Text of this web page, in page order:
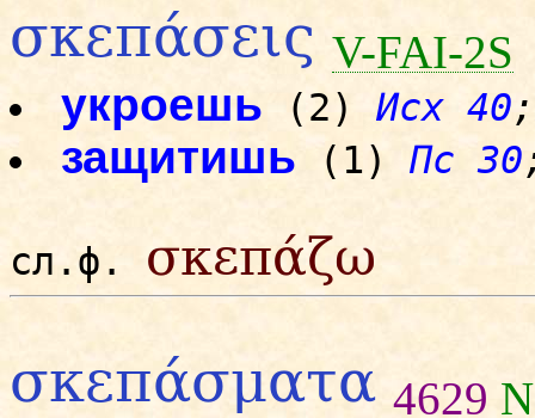
σκεπάσεις V-FAI-2S
укроешь (2) Исх 40;
защитишь (1) Пс 30
сл.ф. σκεπάζω
σκεπάσματα 4629